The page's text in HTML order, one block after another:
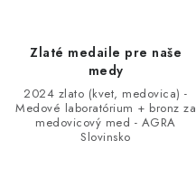
s
Zlaté medaile pre naše
medy
2024 zlato (kvet, medovica) -
Medové laboratórium + bronz za
medovicový med - AGRA
Slovinsko